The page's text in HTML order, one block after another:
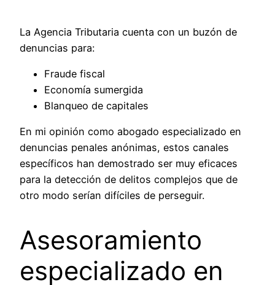
La Agencia Tributaria cuenta con un buzón de
denuncias para:
Fraude fiscal
Economía sumergida
Blanqueo de capitales
En mi opinión como abogado especializado en
denuncias penales anónimas, estos canales
específicos han demostrado ser muy eficaces
para la detección de delitos complejos que de
otro modo serían difíciles de perseguir.
Asesoramiento
especializado en